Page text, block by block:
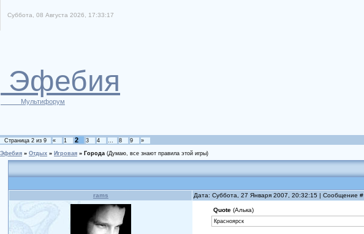
Суббота, 08 Августа 2026, 17:33:17
Эфебия
Мультифорум
Страница 2 из 9 « 1 2 3 4 … 8 9 »
Эфебия » Отдых » Игровая » Города (Думаю, все знают правила этой игры)
rams Дата: Суббота, 27 Января 2007, 20:32:15 | Сообщение #
Quote (Алька)
Красноярск